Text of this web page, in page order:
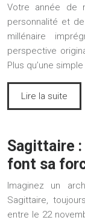
Votre année de
personnalité et
millénaire
perspective
Plus qu’une
Lire la suite
Sagittaire
font sa
Imaginez un
Sagittaire,
entre le 22